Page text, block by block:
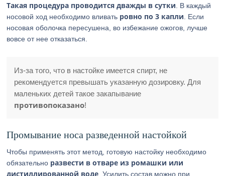
Такая процедура проводится дважды в сутки . В каждый
носовой ход необходимо вливать ровно по 3 капли . Если
носовая оболочка пересушена, во избежание ожогов, лучше
вовсе от нее отказаться.
Из-за того, что в настойке имеется спирт, не
рекомендуется превышать указанную дозировку. Для
маленьких детей такое закапывание
противопоказано!
Промывание носа разведенной настойкой
Чтобы применять этот метод, готовую настойку необходимо
обязательно развести в отваре из ромашки или
дистиллированной воде . Усилить состав можно при